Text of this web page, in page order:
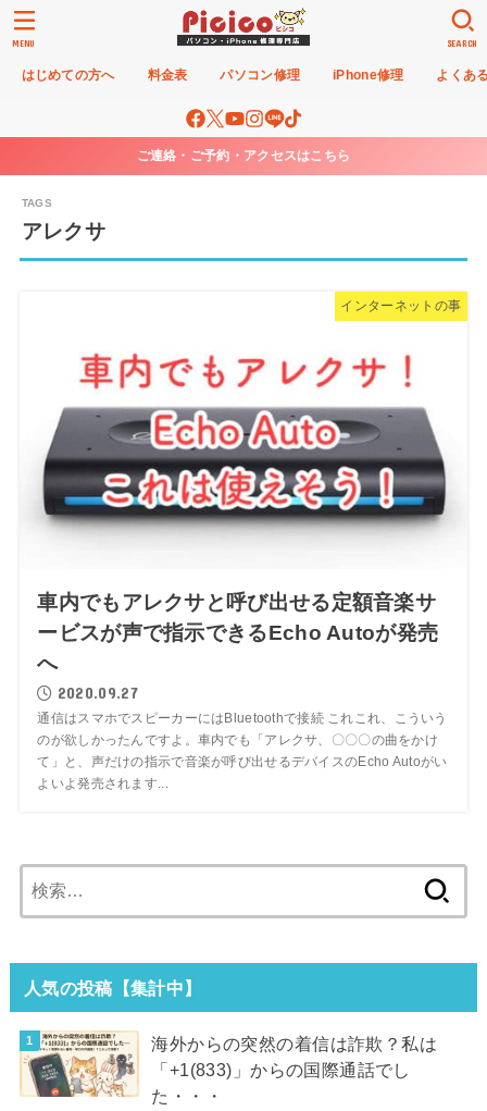
はじめての方へ 料金表 パソコン修理 iPhone修理 よくあ
SEARCH
MENU
ご連絡・ご予約・アクセスはこちら
アレクサ
インターネットの事
車内でもアレクサと呼び出せる定額音楽サ
ービスが声で指示できるEcho Autoが発売
へ
2020.09.27
通信はスマホでスピーカーにはBluetoothで接続 これこれ、こういう
のが欲しかったんですよ。車内でも「アレクサ、〇〇〇の曲をかけ
て」と、声だけの指示で音楽が呼び出せるデバイスのEcho Autoがい
よいよ発売されます...
索:
人気の投稿【集計中】
海外からの突然の着信は詐欺？私は
「+1(833)」からの国際通話でし
た・・・